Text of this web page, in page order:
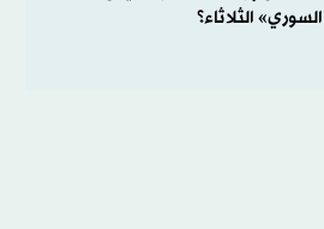
السوري» الثلاثاء؟